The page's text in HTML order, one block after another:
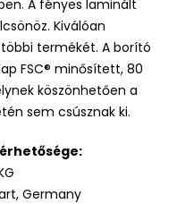
A fényes laminált
Kiválóan
termékét. A borító
FSC® minősített, 80
köszönhetően a
sem csúsznak ki.
Germany